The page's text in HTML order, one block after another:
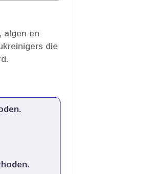
algen en
die